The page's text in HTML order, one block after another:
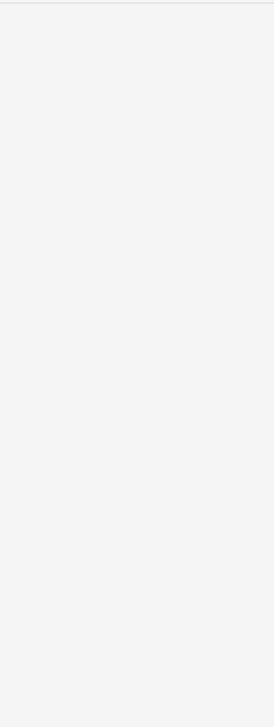
습니다. 특히 책의 핵심 주제 중 하나